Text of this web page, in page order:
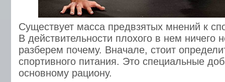
Существует масса предвзятых мнений к
В действительности плохого в нем ничего
разберем почему. Вначале, стоит
спортивного питания. Это специальные
основному рациону.